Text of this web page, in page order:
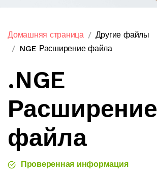
Домашняя страница
Другие файлы
NGE Расширение файла
.NGE
Расширение
файла
Проверенная информация